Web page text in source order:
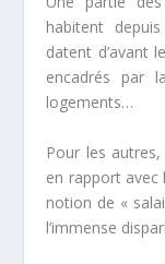
habitent
datent d’avant
encadrés par
logements…
Pour les
en rapport avec
notion de «
l’immense